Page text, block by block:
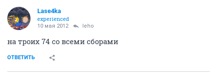
Lase4ka
experienced
10 мая 2012 leho
на троих 74 со всеми сборами
ОТВЕТИТЬ